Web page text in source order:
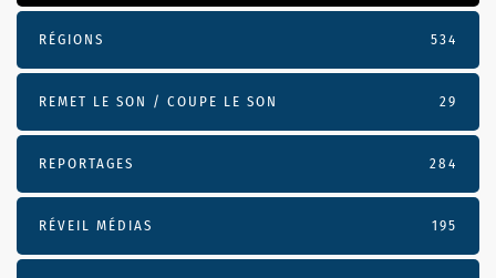
RÉGIONS 534
REMET LE SON / COUPE LE SON 29
REPORTAGES 284
RÉVEIL MÉDIAS 195